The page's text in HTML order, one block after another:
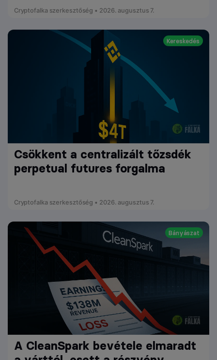
Cryptofalka szerkesztőség • 2026. augusztus 7.
Kereskedés
Csökkent a centralizált tőzsdék
perpetual futures forgalma
Cryptofalka szerkesztőség • 2026. augusztus 7.
Bányászat
A CleanSpark bevétele elmaradt